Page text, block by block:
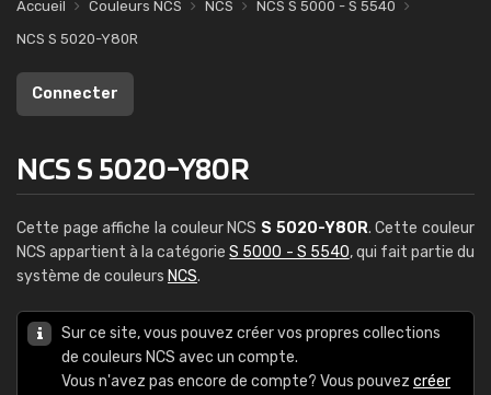
Accueil Couleurs NCS NCS
NCS S 5000 - S 5540
NCS S 5020-Y80R
Connecter
NCS S 5020-Y80R
Cette page affiche la couleur NCS S 5020-Y80R. Cette couleur
NCS appartient à la catégorieS 5000 - S 5540, qui fait partie du
système de couleurs NCS.
Sur ce site, vous pouvez créer vos propres collections
de couleurs NCS avec un compte.
Vous n'avez pas encore de compte? Vous pouvez créer